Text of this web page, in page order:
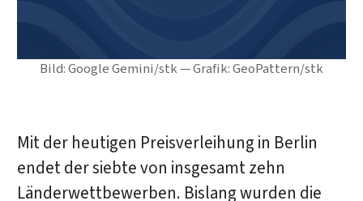
Bild: Google Gemini/stk — Grafik: GeoPattern/stk
Mit der heutigen Preisverleihung in Berlin
endet der siebte von insgesamt zehn
Länderwettbewerben. Bislang wurden die